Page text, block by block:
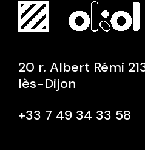
20 r. Albert Rémi
lès-Dijon
+33 7 49 34 33 58